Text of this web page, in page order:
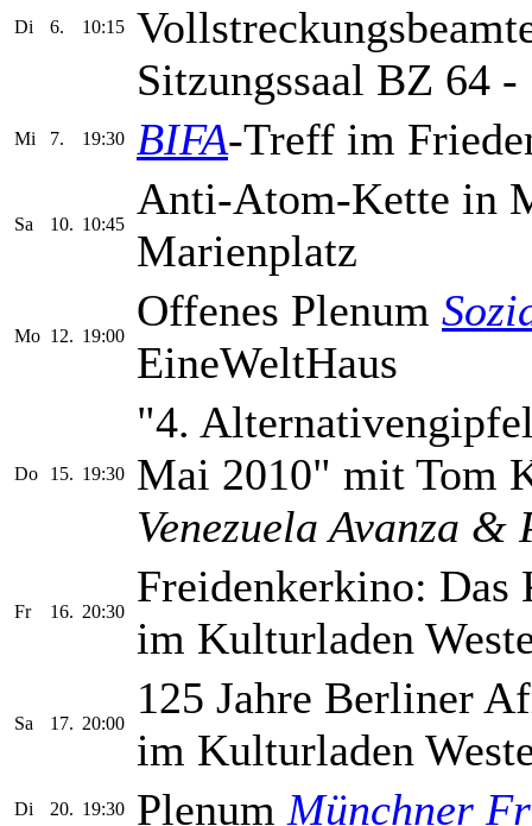
Di 6. 10:15
Sitzungssaal BZ 64
Mi 7. 19:30 BIFA-Treff im
Sa 10. 10:45
Anti-Atom-Kette in
Marienplatz
Mo 12. 19:00
Offenes Plenum
EineWeltHaus
Do 15. 19:30
"4.
Mai 2010" mit Tom
Venezuela Avanza &
Fr 16. 20:30
Freidenkerkino:
im Kulturladen
Sa 17. 20:00
125 Jahre Berliner
im Kulturladen
Di 20. 19:30 Plenum Münchner